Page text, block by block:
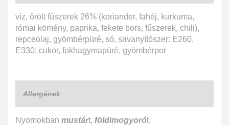
víz, őrölt fűszerek 26% (koriander, fahéj, kurkuma,
római kömény, paprika, fekete bors, fűszerek, chili),
repceolaj, gyömbérpüré, só, savanyítószer: E260,
E330; cukor, fokhagymapüré, gyömbérpor
Allergének
Nyomokban mustárt, földimogyorót,